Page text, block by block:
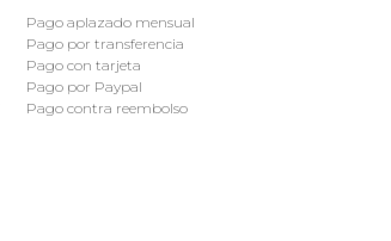
Pago aplazado mensual
Pago por transferencia
Pago con tarjeta
Pago por Paypal
Pago contra reembolso